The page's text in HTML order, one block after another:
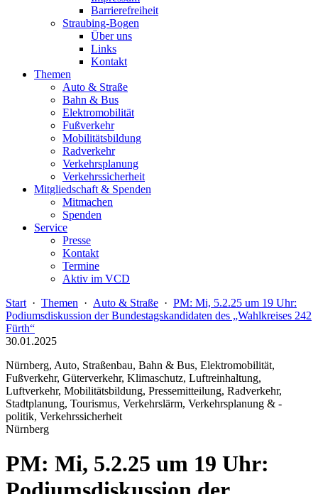
Barrierefreiheit
Straubing-Bogen
Über uns
Links
Kontakt
Themen
Auto & Straße
Bahn & Bus
Elektromobilität
Fußverkehr
Mobilitätsbildung
Radverkehr
Verkehrsplanung
Verkehrssicherheit
Mitgliedschaft & Spenden
Mitmachen
Spenden
Service
Presse
Kontakt
Termine
Aktiv im VCD
Start · Themen · Auto & Straße · PM: Mi, 5.2.25 um 19 Uhr:
Podiumsdiskussion der Bundestagskandidaten des „Wahlkreises 242
Fürth“
30.01.2025
Nürnberg, Auto, Straßenbau, Bahn & Bus, Elektromobilität,
Fußverkehr, Güterverkehr, Klimaschutz, Luftreinhaltung,
Luftverkehr, Mobilitätsbildung, Pressemitteilung, Radverkehr,
Stadtplanung, Tourismus, Verkehrslärm, Verkehrsplanung & -
politik, Verkehrssicherheit
Nürnberg
PM: Mi, 5.2.25 um 19 Uhr: